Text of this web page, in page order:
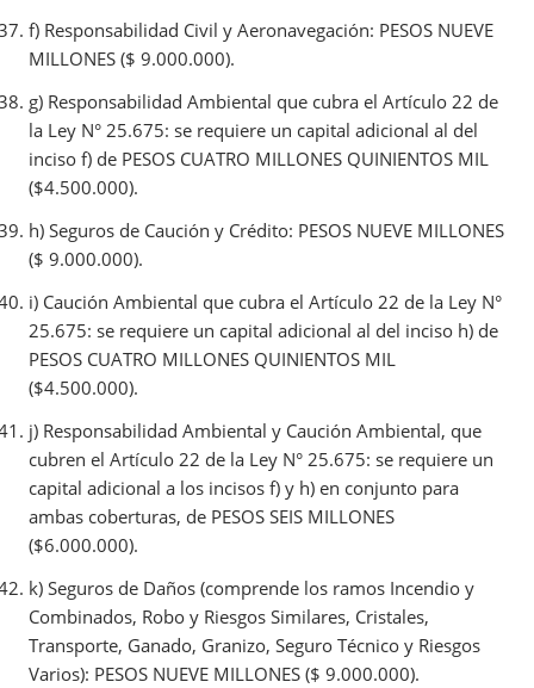
f) Responsabilidad Civil y Aeronavegación: PESOS NUEVE
MILLONES ($ 9.000.000).
g) Responsabilidad Ambiental que cubra el Artículo 22 de
la Ley N° 25.675: se requiere un capital adicional al del
inciso f) de PESOS CUATRO MILLONES QUINIENTOS MIL
($4.500.000).
h) Seguros de Caución y Crédito: PESOS NUEVE MILLONES
($ 9.000.000).
i) Caución Ambiental que cubra el Artículo 22 de la Ley N°
25.675: se requiere un capital adicional al del inciso h) de
PESOS CUATRO MILLONES QUINIENTOS MIL
($4.500.000).
j) Responsabilidad Ambiental y Caución Ambiental, que
cubren el Artículo 22 de la Ley N° 25.675: se requiere un
capital adicional a los incisos f) y h) en conjunto para
ambas coberturas, de PESOS SEIS MILLONES
($6.000.000).
k) Seguros de Daños (comprende los ramos Incendio y
Combinados, Robo y Riesgos Similares, Cristales,
Transporte, Ganado, Granizo, Seguro Técnico y Riesgos
Varios): PESOS NUEVE MILLONES ($ 9.000.000).